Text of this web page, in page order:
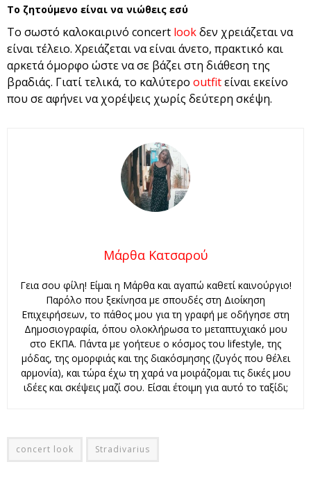
Το ζητούμενο είναι να νιώθεις εσύ
Το σωστό καλοκαιρινό concert lookδεν χρειάζεται να
είναι τέλειο. Χρειάζεται να είναι άνετο, πρακτικό και
αρκετά όμορφο ώστε να σε βάζει στη διάθεση της
βραδιάς. Γιατί τελικά, το καλύτερο outfitείναι εκείνο
που σε αφήνει να χορέψεις χωρίς δεύτερη σκέψη.
Μάρθα Κατσαρού
Γεια σου φίλη! Είμαι η Μάρθα και αγαπώ καθετί καινούργιο!
Παρόλο που ξεκίνησα με σπουδές στη Διοίκηση
Επιχειρήσεων, το πάθος μου για τη γραφή με οδήγησε στη
Δημοσιογραφία, όπου ολοκλήρωσα το μεταπτυχιακό μου
στο ΕΚΠΑ. Πάντα με γοήτευε ο κόσμος του lifestyle, της
μόδας, της ομορφιάς και της διακόσμησης (ζυγός που θέλει
αρμονία), και τώρα έχω τη χαρά να μοιράζομαι τις δικές μου
ιδέες και σκέψεις μαζί σου. Είσαι έτοιμη για αυτό το ταξίδι;
concert look Stradivarius